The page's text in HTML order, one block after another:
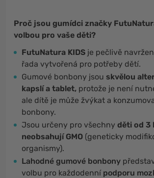
Proč jsou gumídci značky
volbou pro vaše děti?
FutuNatura KIDS je pečlivě
řada vytvořená pro potřeby dětí.
Gumové bonbony jsou skvělou
kapslí a tablet, protože je není
ale dítě je může žvýkat a
bonbony.
Jsou určeny pro všechny děti od 3
neobsahují GMO (geneticky
organismy).
Lahodné gumové bonbony
volbu pro každodenní podporu